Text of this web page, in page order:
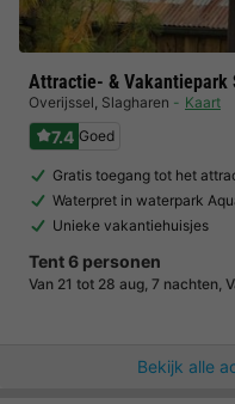
Attractie- & Vakantiepark
Overijssel, Slagharen Kaart
7.4 Goed
Gratis toegang tot het
Waterpret in waterpark
Unieke vakantiehuisjes
Tent 6 personen
Van 21 tot 28 aug, 7 nachten,
Bekijk alle